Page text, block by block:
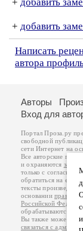
+ добавить
Написать
автора
Авторы
Вход для
Портал Проза.ру
свободной
сети Интернет на
Все авторские
и охраняются
только с согласия
обратиться на его
тексты
основанииправил
Российской
обрабатываются на
Вы также можете
связаться с